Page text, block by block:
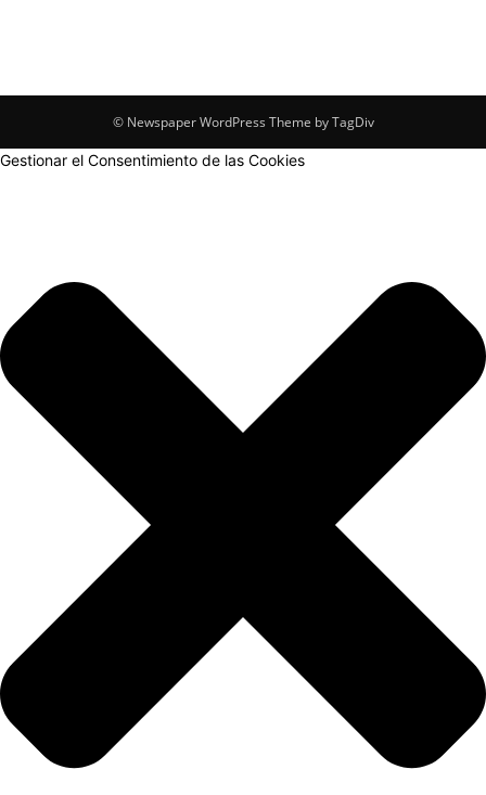
© Newspaper WordPress Theme by TagDiv
Gestionar el Consentimiento de las Cookies